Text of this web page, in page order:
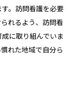
。訪問看護を必要
れるよう、訪問看
に取り組んでいま
れた地域で自分ら